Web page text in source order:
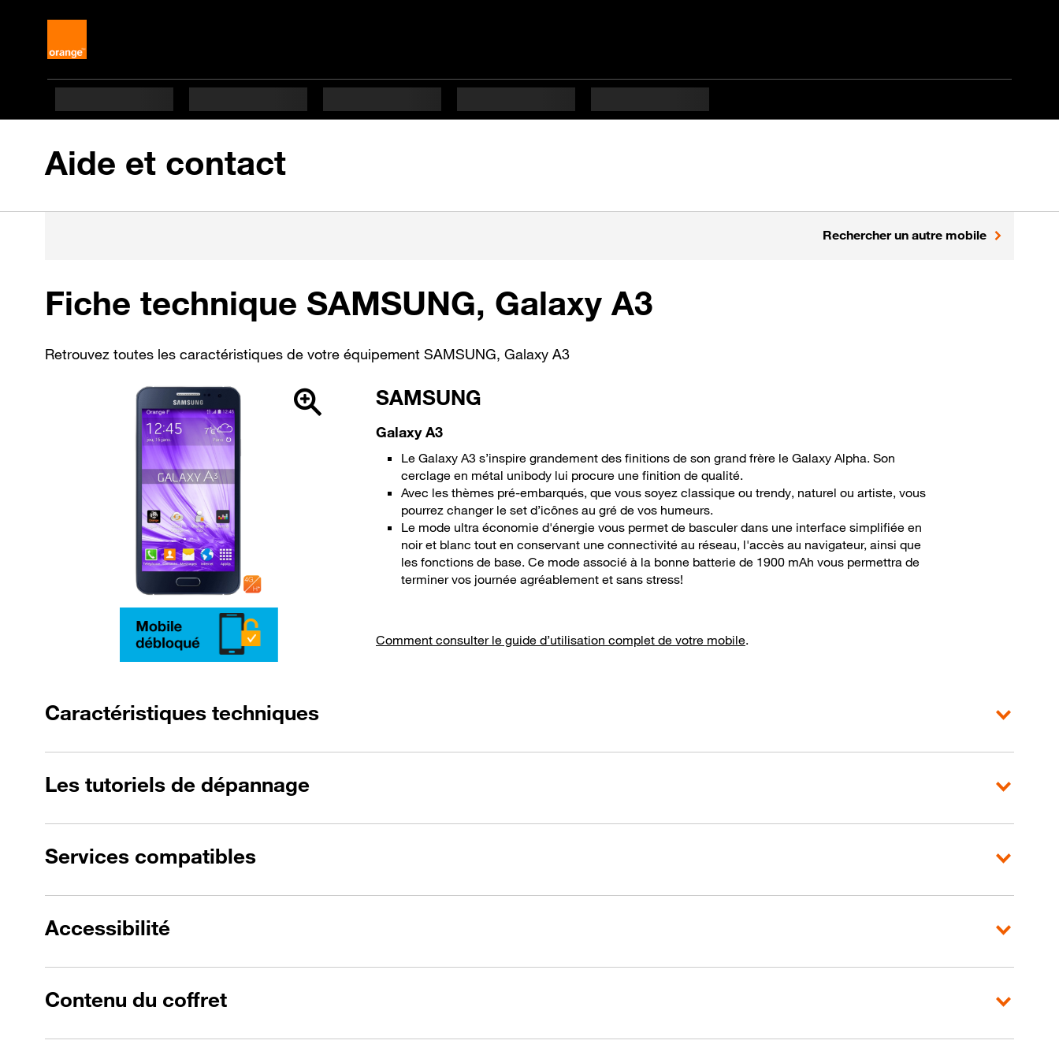
Aide et contact
Rechercher un autre mobile
Fiche technique SAMSUNG, Galaxy A3
Retrouvez toutes les caractéristiques de votre équipement SAMSUNG, Galaxy A3
SAMSUNG
Galaxy A3
Le Galaxy A3 s’inspire grandement des finitions de son grand frère le Galaxy Alpha. Son
cerclage en métal unibody lui procure une finition de qualité.
Avec les thèmes pré-embarqués, que vous soyez classique ou trendy, naturel ou artiste, vous
pourrez changer le set d’icônes au gré de vos humeurs.
Le mode ultra économie d'énergie vous permet de basculer dans une interface simplifiée en
noir et blanc tout en conservant une connectivité au réseau, l'accès au navigateur, ainsi que
les fonctions de base. Ce mode associé à la bonne batterie de 1900 mAh vous permettra de
terminer vos journée agréablement et sans stress!
Comment consulter le guide d’utilisation complet de votre mobile.
Caractéristiques techniques
Les tutoriels de dépannage
Services compatibles
Accessibilité
Contenu du coffret